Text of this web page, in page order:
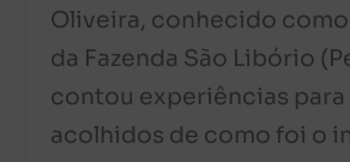
Oliveira, conhecido como
da Fazenda São Libório
contou experiências para
acolhidos de como foi o